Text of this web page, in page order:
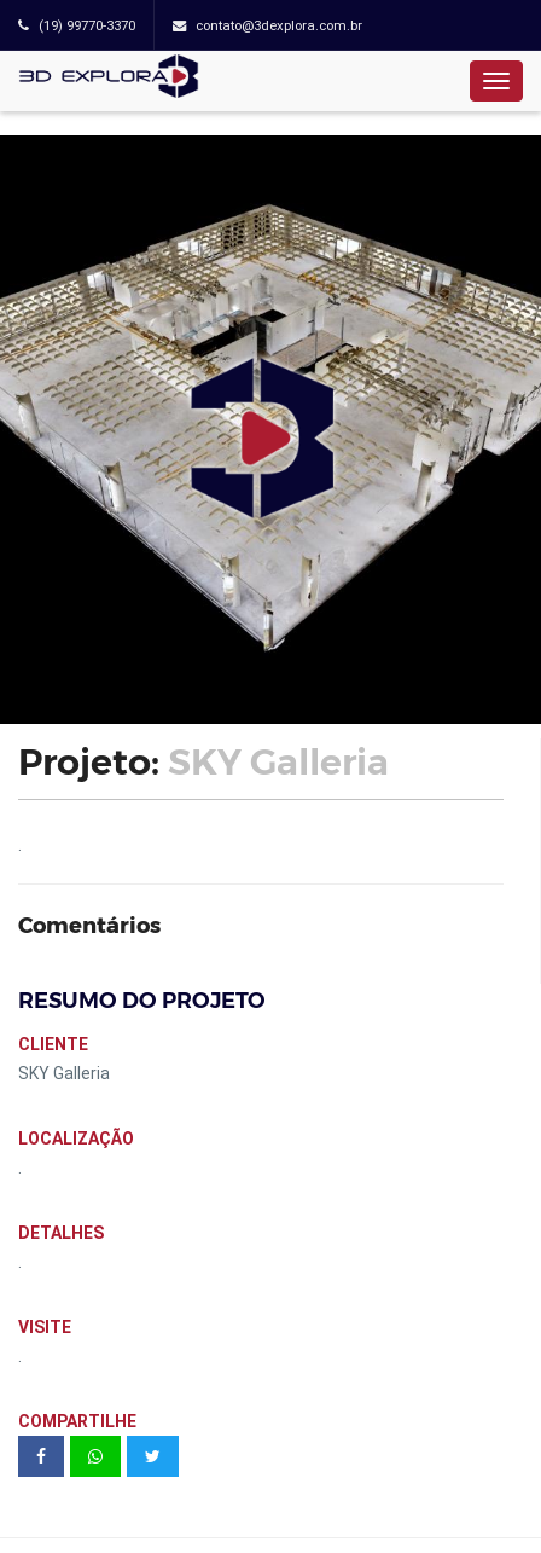
(19) 99770-3370 contato@3dexplora.com.br
Projeto: SKY Galleria
Comentários
RESUMO DO PROJETO
CLIENTE
SKY Galleria
LOCALIZAÇÃO
DETALHES
VISITE
COMPARTILHE
Even | Monumento 72 M² 26 C